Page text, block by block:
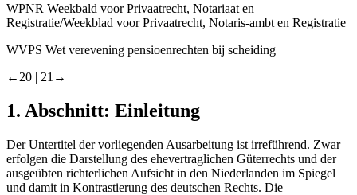
WPNR Weekbald voor Privaatrecht, Notariaat en
Registratie/Weekblad voor Privaatrecht, Notaris-ambt en Registratie
WVPS Wet verevening pensioenrechten bij scheiding
←20 | 21→
1. Abschnitt: Einleitung
Der Untertitel der vorliegenden Ausarbeitung ist irreführend. Zwar
erfolgen die Darstellung des ehevertraglichen Güterrechts und der
ausgeübten richterlichen Aufsicht in den Niederlanden im Spiegel
und damit in Kontrastierung des deutschen Rechts. Die